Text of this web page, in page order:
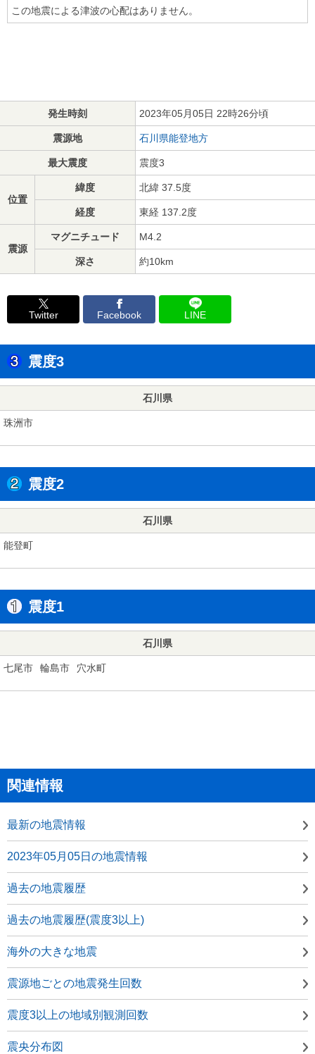
この地震による津波の心配はありません。
発生時刻 2023年05月05日 22時26分頃
震源地 石川県能登地方
最大震度 震度3
位置
緯度 北緯 37.5度
経度 東経 137.2度
震源
マグニチュード M4.2
深さ 約10km
Twitter Facebook LINE
震度3
石川県
珠洲市
震度2
石川県
能登町
震度1
石川県
七尾市 輪島市 穴水町
関連情報
最新の地震情報
2023年05月05日の地震情報
過去の地震履歴
過去の地震履歴(震度3以上)
海外の大きな地震
震源地ごとの地震発生回数
震度3以上の地域別観測回数
震央分布図